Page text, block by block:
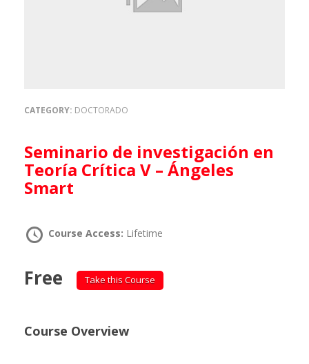
CATEGORY: DOCTORADO
Seminario de investigación en
Teoría Crítica V – Ángeles
Smart
Course Access: Lifetime
Free Take this Course
Course Overview